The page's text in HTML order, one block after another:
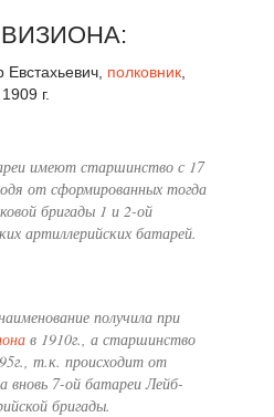
полковник
г.
имеют старшинство с 17
от сформированных тогда
бригады 1 и 2-ой
артиллерийских батарей.
получила при
в 1910г., а старшинство
т.к. происходит от
вновь 7-ой батареи Лейб-
бригады.